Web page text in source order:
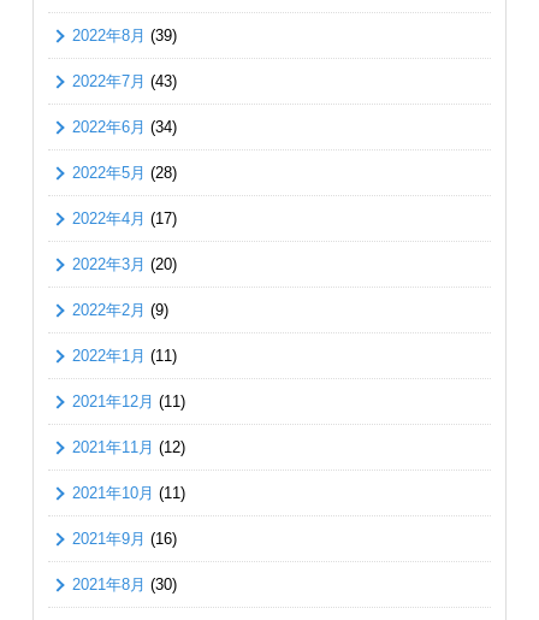
2022年8月 (39)
2022年7月 (43)
2022年6月 (34)
2022年5月 (28)
2022年4月 (17)
2022年3月 (20)
2022年2月 (9)
2022年1月 (11)
2021年12月 (11)
2021年11月 (12)
2021年10月 (11)
2021年9月 (16)
2021年8月 (30)